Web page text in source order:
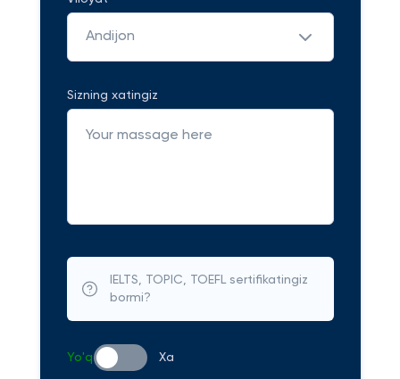
Andijon
Sizning xatingiz
IELTS, TOPIC, TOEFL sertifikatingiz
bormi?
Yo'q Xa